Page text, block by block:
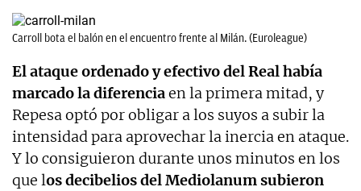
Carroll bota el balón en el encuentro frente al Milán. (Euroleague)
El ataque ordenado y efectivo del Real había
marcado la diferenciaen la primera mitad, y
Repesa optó por obligar a los suyos a subir la
intensidad para aprovechar la inercia en ataque.
Y lo consiguieron durante unos minutos en los
que los decibelios del Mediolanum subieron